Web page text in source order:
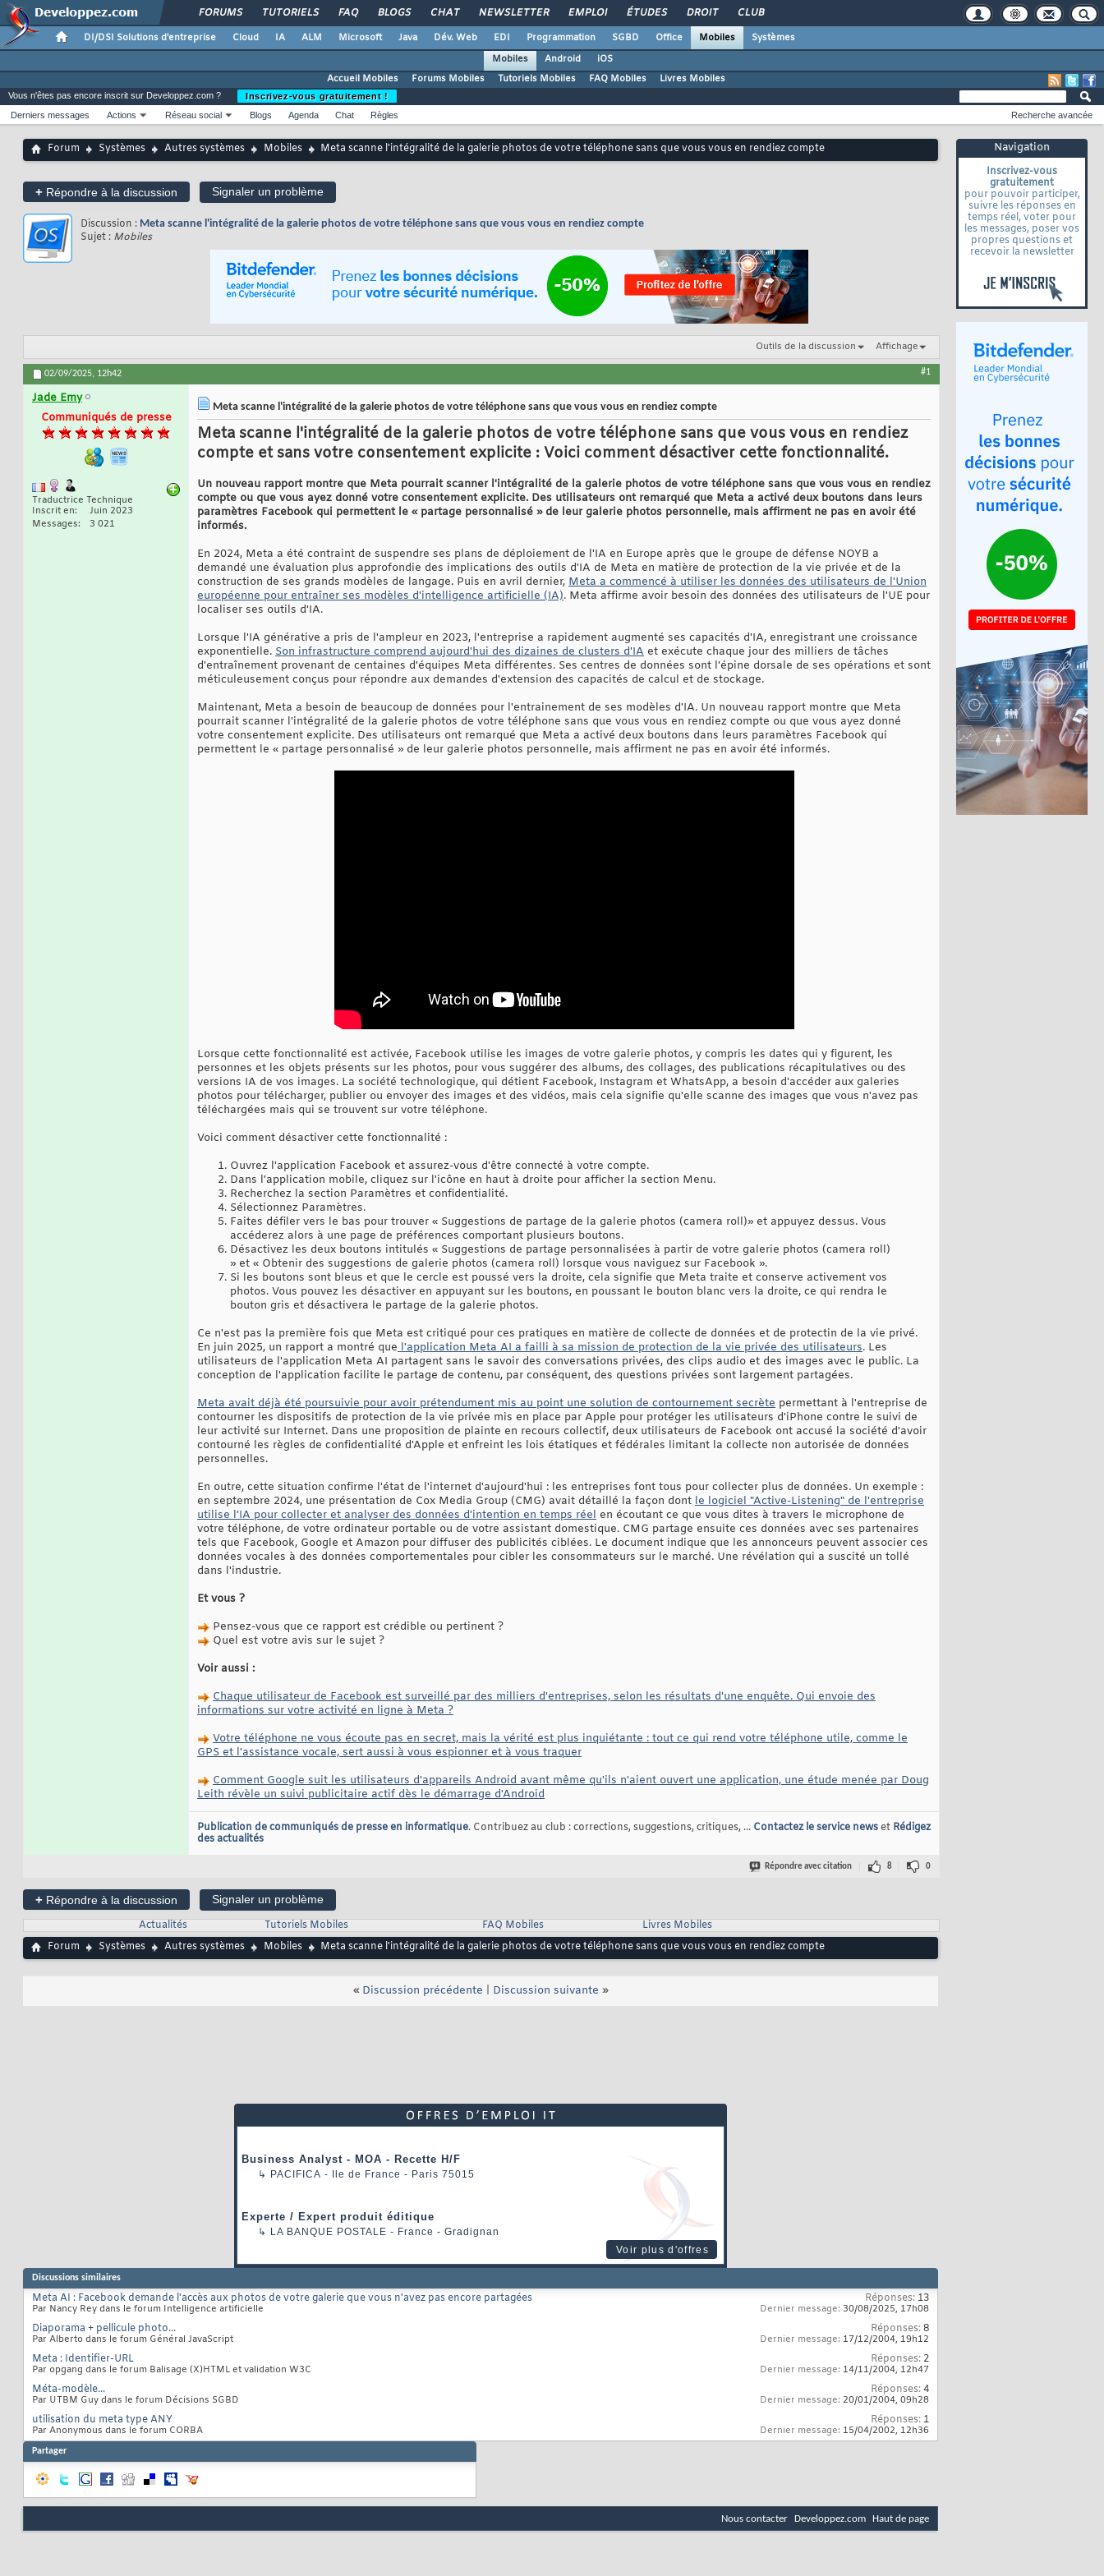
FORUMS TUTORIELS FAQ BLOGS CHAT NEWSLETTER EMPLOI ÉTUDES DROIT CLUB
DI/DSI Solutions d'entreprise Cloud IA ALM Microsoft Java Dév. Web EDI Programmation SGBD Office Mobiles
Systèmes
Mobiles
Android
iOS
Accueil Mobiles
Forums Mobiles Tutoriels Mobiles FAQ Mobiles Livres Mobiles
Navigation
Inscrivez-vous
gratuitement
pour pouvoir participer,
suivre les réponses en
temps réel, voter pour
les messages, poser vos
propres questions et
recevoir la newsletter
Vous n'êtes pas encore inscrit sur Developpez.com ?
Inscrivez-vous gratuitement !
Derniers messages
Actions Réseau social Blogs Agenda Chat Règles Recherche avancée
Forum Systèmes Autres systèmes Mobiles Meta scanne l'intégralité de la galerie photos de votre téléphone sans que vous vous en rendiez compte
+ Répondre à la discussion Signaler un problème
Discussion : Meta scanne l'intégralité de la galerie photos de votre téléphone sans que vous vous en rendiez compte
Sujet : Mobiles
Outils de la discussion Affichage
02/09/2025, 12h42 #1
Jade Emy
Communiqués de presse
Traductrice Technique
Inscrit en
Juin 2023
Messages
3 021
Meta scanne l'intégralité de la galerie photos de votre téléphone sans que vous vous en rendiez compte
Meta scanne l'intégralité de la galerie photos de votre téléphone sans que vous vous en rendiez
compte et sans votre consentement explicite : Voici comment désactiver cette fonctionnalité.
Un nouveau rapport montre que Meta pourrait scanner l'intégralité de la galerie photos de votre téléphone sans que vous vous en rendiez
compte ou que vous ayez donné votre consentement explicite. Des utilisateurs ont remarqué que Meta a activé deux boutons dans leurs
paramètres Facebook qui permettent le « partage personnalisé » de leur galerie photos personnelle, mais affirment ne pas en avoir été
informés.
En 2024, Meta a été contraint de suspendre ses plans de déploiement de l'IA en Europe après que le groupe de défense NOYB a
demandé une évaluation plus approfondie des implications des outils d'IA de Meta en matière de protection de la vie privée et de la
construction de ses grands modèles de langage. Puis en avril dernier, Meta a commencé à utiliser les données des utilisateurs de l'Union
européenne pour entraîner ses modèles d'intelligence artificielle (IA). Meta affirme avoir besoin des données des utilisateurs de l'UE pour
localiser ses outils d'IA.
Lorsque l'IA générative a pris de l'ampleur en 2023, l'entreprise a rapidement augmenté ses capacités d'IA, enregistrant une croissance
exponentielle. Son infrastructure comprend aujourd'hui des dizaines de clusters d'IA et exécute chaque jour des milliers de tâches
d'entraînement provenant de centaines d'équipes Meta différentes. Ses centres de données sont l'épine dorsale de ses opérations et sont
méticuleusement conçus pour répondre aux demandes d'extension des capacités de calcul et de stockage.
Maintenant, Meta a besoin de beaucoup de données pour l'entrainement de ses modèles d'IA. Un nouveau rapport montre que Meta
pourrait scanner l'intégralité de la galerie photos de votre téléphone sans que vous vous en rendiez compte ou que vous ayez donné
votre consentement explicite. Des utilisateurs ont remarqué que Meta a activé deux boutons dans leurs paramètres Facebook qui
permettent le « partage personnalisé » de leur galerie photos personnelle, mais affirment ne pas en avoir été informés.
Lorsque cette fonctionnalité est activée, Facebook utilise les images de votre galerie photos, y compris les dates qui y figurent, les
personnes et les objets présents sur les photos, pour vous suggérer des albums, des collages, des publications récapitulatives ou des
versions IA de vos images. La société technologique, qui détient Facebook, Instagram et WhatsApp, a besoin d'accéder aux galeries
photos pour télécharger, publier ou envoyer des images et des vidéos, mais cela signifie qu'elle scanne des images que vous n'avez pas
téléchargées mais qui se trouvent sur votre téléphone.
Voici comment désactiver cette fonctionnalité :
Ouvrez l'application Facebook et assurez-vous d'être connecté à votre compte.
Dans l'application mobile, cliquez sur l'icône en haut à droite pour afficher la section Menu.
Recherchez la section Paramètres et confidentialité.
Sélectionnez Paramètres.
Faites défiler vers le bas pour trouver « Suggestions de partage de la galerie photos (camera roll)» et appuyez dessus. Vous
accéderez alors à une page de préférences comportant plusieurs boutons.
Désactivez les deux boutons intitulés « Suggestions de partage personnalisées à partir de votre galerie photos (camera roll)
» et « Obtenir des suggestions de galerie photos (camera roll) lorsque vous naviguez sur Facebook ».
Si les boutons sont bleus et que le cercle est poussé vers la droite, cela signifie que Meta traite et conserve activement vos
photos. Vous pouvez les désactiver en appuyant sur les boutons, en poussant le bouton blanc vers la droite, ce qui rendra le
bouton gris et désactivera le partage de la galerie photos.
Ce n'est pas la première fois que Meta est critiqué pour ces pratiques en matière de collecte de données et de protectin de la vie privé.
En juin 2025, un rapport a montré que l'application Meta AI a failli à sa mission de protection de la vie privée des utilisateurs. Les
utilisateurs de l'application Meta AI partagent sans le savoir des conversations privées, des clips audio et des images avec le public. La
conception de l'application facilite le partage de contenu, par conséquent, des questions privées sont largement partagées.
Meta avait déjà été poursuivie pour avoir prétendument mis au point une solution de contournement secrète permettant à l'entreprise de
contourner les dispositifs de protection de la vie privée mis en place par Apple pour protéger les utilisateurs d'iPhone contre le suivi de
leur activité sur Internet. Dans une proposition de plainte en recours collectif, deux utilisateurs de Facebook ont accusé la société d'avoir
contourné les règles de confidentialité d'Apple et enfreint les lois étatiques et fédérales limitant la collecte non autorisée de données
personnelles.
En outre, cette situation confirme l'état de l'internet d'aujourd'hui : les entreprises font tous pour collecter plus de données. Un exemple :
en septembre 2024, une présentation de Cox Media Group (CMG) avait détaillé la façon dont le logiciel "Active-Listening" de l'entreprise
utilise l'IA pour collecter et analyser des données d'intention en temps réel en écoutant ce que vous dites à travers le microphone de
votre téléphone, de votre ordinateur portable ou de votre assistant domestique. CMG partage ensuite ces données avec ses partenaires
tels que Facebook, Google et Amazon pour diffuser des publicités ciblées. Le document indique que les annonceurs peuvent associer ces
données vocales à des données comportementales pour cibler les consommateurs sur le marché. Une révélation qui a suscité un tollé
dans l'industrie.
Et vous ?
Pensez-vous que ce rapport est crédible ou pertinent ?
Quel est votre avis sur le sujet ?
Voir aussi :
Chaque utilisateur de Facebook est surveillé par des milliers d'entreprises, selon les résultats d'une enquête. Qui envoie des
informations sur votre activité en ligne à Meta ?
Votre téléphone ne vous écoute pas en secret, mais la vérité est plus inquiétante : tout ce qui rend votre téléphone utile, comme le
GPS et l'assistance vocale, sert aussi à vous espionner et à vous traquer
Comment Google suit les utilisateurs d'appareils Android avant même qu'ils n'aient ouvert une application, une étude menée par Doug
Leith révèle un suivi publicitaire actif dès le démarrage d'Android
Publication de communiqués de presse en informatique. Contribuez au club : corrections, suggestions, critiques, ... Contactez le service newset Rédigez
des actualités
Répondre avec citation 8 0
+ Répondre à la discussion
Signaler un problème
Actualités
Tutoriels Mobiles FAQ Mobiles
Livres Mobiles
Forum
Systèmes Autres systèmes Mobiles Meta scanne l'intégralité de la galerie photos de votre téléphone sans que vous vous en rendiez compte
« Discussion précédente Discussion suivante »
Business Analyst - MOA - Recette H/F
↳ PACIFICA - Ile de France - Paris 75015
Experte / Expert produit éditique
↳ LA BANQUE POSTALE - France - Gradignan
Voir plus d'offres
Discussions similaires
Meta AI : Facebook demande l'accès aux photos de votre galerie que vous n'avez pas encore partagées
Par Nancy Rey dans le forum Intelligence artificielle
Réponses: 13
Dernier message: 30/08/2025, 17h08
Diaporama + pellicule photo...
Par Alberto dans le forum Général JavaScript
Réponses:8
Dernier message: 17/12/2004, 19h12
Meta : Identifier-URL
Par opgang dans le forum Balisage (X)HTML et validation W3C
Réponses: 2
Dernier message: 14/11/2004, 12h47
Méta-modèle...
Par UTBM Guy dans le forum Décisions SGBD
Réponses:4
Dernier message: 20/01/2004, 09h28
utilisation du meta type ANY
Par Anonymous dans le forum CORBA
Réponses: 1
Dernier message: 15/04/2002, 12h36
Partager
Nous contacter Developpez.com Haut de page